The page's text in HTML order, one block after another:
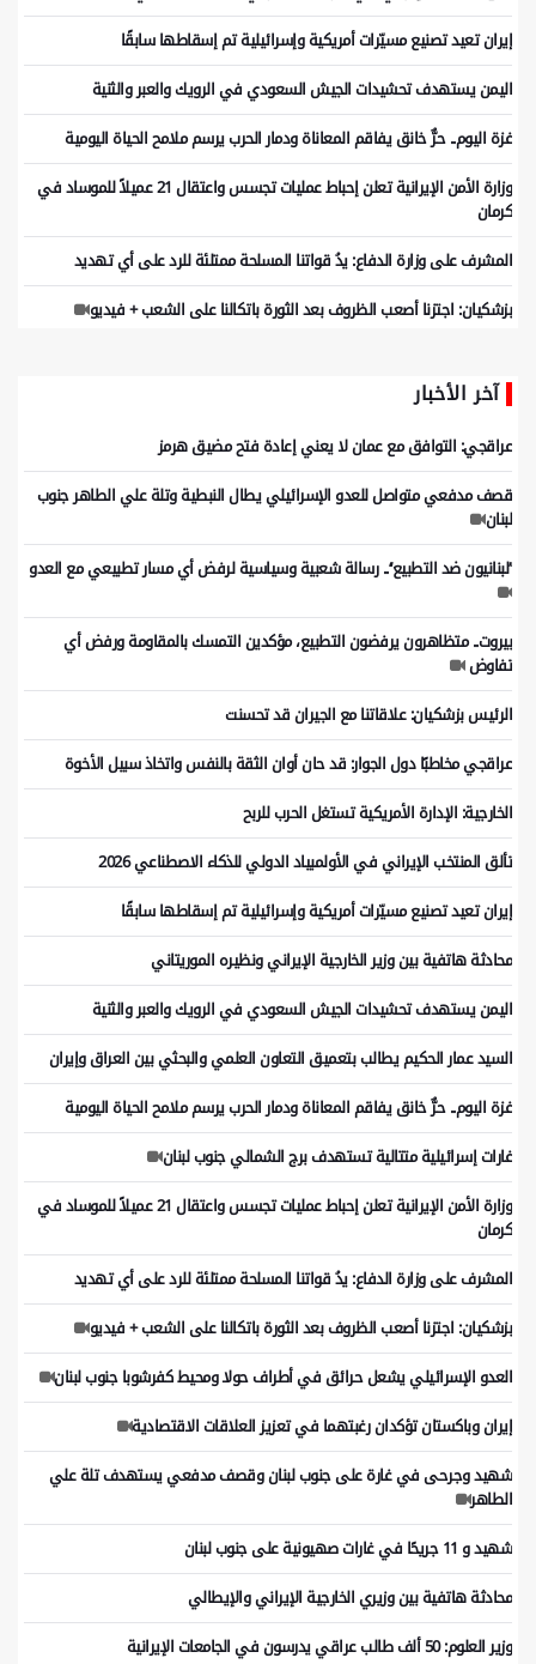
إيران تعيد تصنيع مسيّرات أمريكية وإسرائيلية تم إسقاطها سابقًا
اليمن يستهدف تحشيدات الجيش السعودي في الرويك والعبر والثنية
غزة اليوم.. حرٌّ خانق يفاقم المعاناة ودمار الحرب يرسم ملامح الحياة اليومية
وزارة الأمن الإيرانية تعلن إحباط عمليات تجسس واعتقال 21 عميلاً للموساد في
كرمان
المشرف على وزارة الدفاع: يدُ قواتنا المسلحة ممتلئة للرد على أي تهديد
بزشكيان: اجتزنا أصعب الظروف بعد الثورة باتكالنا على الشعب + فيديو
آخر الأخبار
عراقجي: التوافق مع عمان لا يعني إعادة فتح مضيق هرمز
قصف مدفعي متواصل للعدو الإسرائيلي يطال النبطية وتلة علي الطاهر جنوب
لبنان
’’لبنانيون ضد التطبيع‘‘.. رسالة شعبية وسياسية لرفض أي مسار تطبيعي مع العدو
بيروت.. متظاهرون يرفضون التطبيع، مؤكدين التمسك بالمقاومة ورفض أي
تفاوض
الرئيس بزشكيان: علاقاتنا مع الجيران قد تحسنت
عراقجي مخاطبًا دول الجوار: قد حان أوان الثقة بالنفس واتخاذ سبيل الأخوة
الخارجية: الإدارة الأمريكية تستغل الحرب للربح
تألق المنتخب الإيراني في الأولمبياد الدولي للذكاء الاصطناعي 2026
إيران تعيد تصنيع مسيّرات أمريكية وإسرائيلية تم إسقاطها سابقًا
محادثة هاتفية بين وزير الخارجية الإيراني ونظيره الموريتاني
اليمن يستهدف تحشيدات الجيش السعودي في الرويك والعبر والثنية
السيد عمار الحكيم يطالب بتعميق التعاون العلمي والبحثي بين العراق وإيران
غزة اليوم.. حرٌّ خانق يفاقم المعاناة ودمار الحرب يرسم ملامح الحياة اليومية
غارات إسرائيلية متتالية تستهدف برج الشمالي جنوب لبنان
وزارة الأمن الإيرانية تعلن إحباط عمليات تجسس واعتقال 21 عميلاً للموساد في
كرمان
المشرف على وزارة الدفاع: يدُ قواتنا المسلحة ممتلئة للرد على أي تهديد
بزشكيان: اجتزنا أصعب الظروف بعد الثورة باتكالنا على الشعب + فيديو
العدو الإسرائيلي يشعل حرائق في أطراف حولا ومحيط كفرشوبا جنوب لبنان
إيران وباكستان تؤكدان رغبتهما في تعزيز العلاقات الاقتصادية
شهيد وجرحى في غارة على جنوب لبنان وقصف مدفعي يستهدف تلة علي
الطاهر
شهيد و 11 جريحًا في غارات صهيونية على جنوب لبنان
محادثة هاتفية بين وزيري الخارجية الإيراني والإيطالي
وزير العلوم: 50 ألف طالب عراقي يدرسون في الجامعات الإيرانية